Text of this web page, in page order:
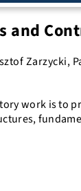
and
Zarzycki,
work is to